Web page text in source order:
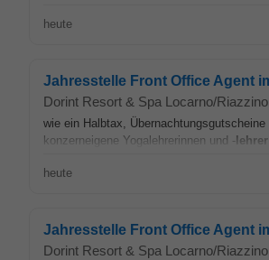
heute
Jahresstelle Front Office Agent
Dorint Resort & Spa Locarno/Riazzino
wie ein Halbtax,
konzerneigene Yogalehrerinnen und -lehrer
heute
Jahresstelle Front Office Agent
Dorint Resort & Spa Locarno/Riazzino